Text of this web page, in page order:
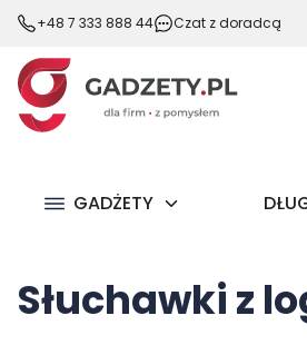
+48 7 333 888 44 Czat z doradcą
GADŻETY
Słuchawki z